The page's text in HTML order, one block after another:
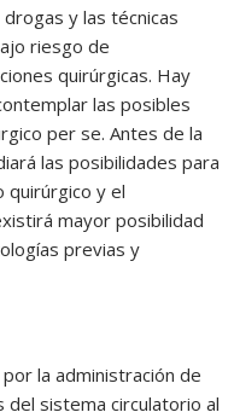
drogas y las técnicas
riesgo de
quirúrgicas. Hay
las posibles
per se. Antes de la
las posibilidades para
quirúrgico y el
mayor posibilidad
previas y
la administración de
sistema circulatorio al